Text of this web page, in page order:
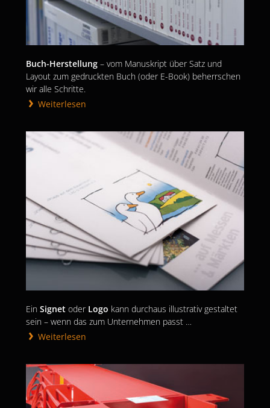
Buch-Herstellung – vom Manuskript über Satz und
Layout zum gedruckten Buch (oder E-Book) beherrschen
wir alle Schritte.
Weiterlesen
Ein Signet oderLogo kann durchaus illustrativ gestaltet
sein – wenn das zum Unternehmen passt …
Weiterlesen